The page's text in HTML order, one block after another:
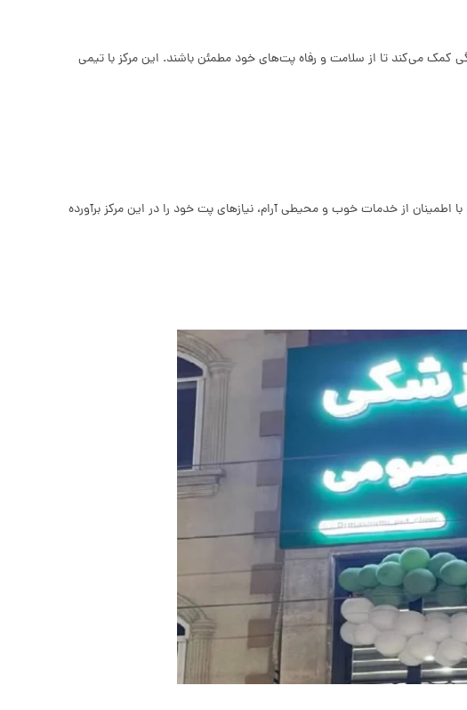
کمک می‌کند تا از سلامت و رفاه پت‌های خود مطمئن باشند. این مرکز با تیمی
از خدمات خوب و محیطی آرام، نیازهای پت خود را در این مرکز برآورده